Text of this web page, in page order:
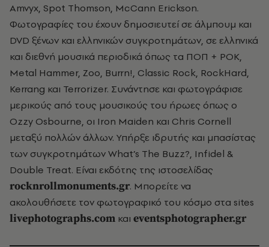
Amvyx, Spot Thomson, McCann Erickson.
Φωτογραφίες του έχουν δημοσιευτεί σε άλμπουμ και
DVD ξένων και ελληνικών συγκροτημάτων, σε ελληνικά
και διεθνή μουσικά περιοδικά όπως τα ΠΟΠ + ΡΟΚ,
Metal Hammer, Ζοο, Burrn!, Classic Rock, RockHard,
Kerrang και Terrorizer. Συνάντησε και φωτογράφισε
μερικούς από τους μουσικούς του ήρωες όπως ο
Ozzy Osbourne, οι Iron Maiden και Chris Cornell
μεταξύ πολλών άλλων. Υπήρξε ιδρυτής και μπασίστας
των συγκροτημάτων What’s The Buzz?, Infidel &
Double Treat. Είναι εκδότης της ιστοσελίδας
rocknrollmonuments.gr. Μπορείτε να
ακολουθήσετε τον φωτογραφικό του κόσμο στα sites
livephotographs.com και eventsphotographer.gr